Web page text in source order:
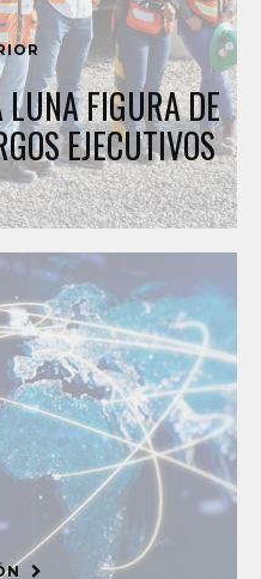
LUNA FIGURA DE
EJECUTIVOS